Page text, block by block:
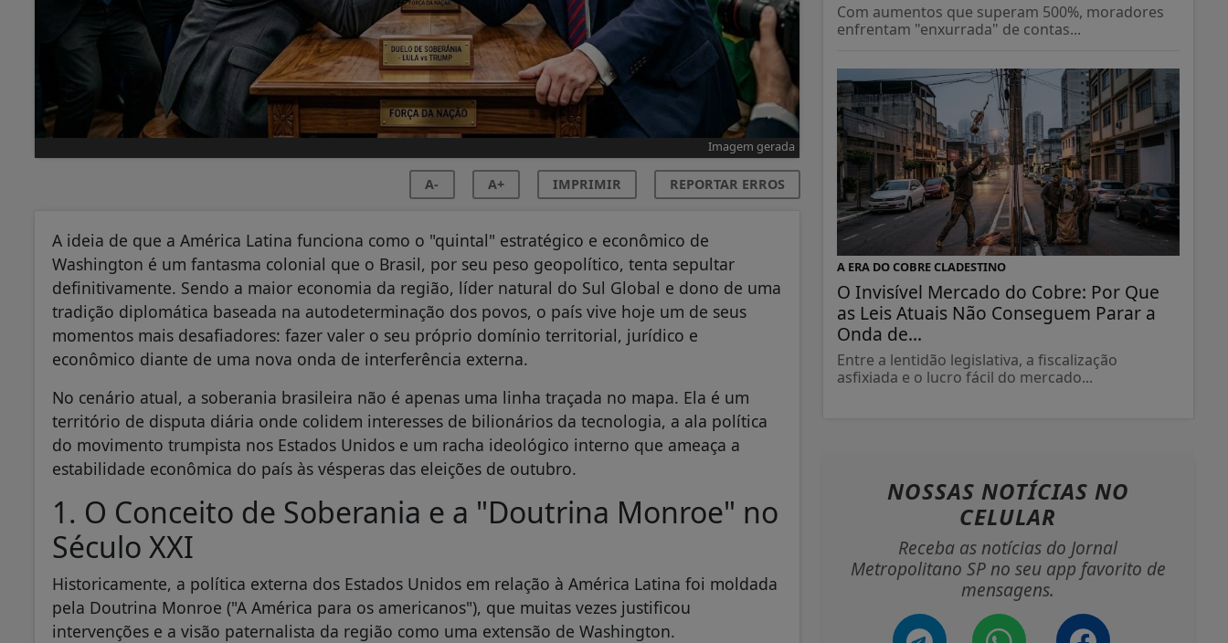
Imagem gerada
A- A+ IMPRIMIR REPORTAR ERROS
A ideia de que a América Latina funciona como o "quintal" estratégico e econômico de
Washington é um fantasma colonial que o Brasil, por seu peso geopolítico, tenta sepultar
definitivamente. Sendo a maior economia da região, líder natural do Sul Global e dono de uma
tradição diplomática baseada na autodeterminação dos povos, o país vive hoje um de seus
momentos mais desafiadores: fazer valer o seu próprio domínio territorial, jurídico e
econômico diante de uma nova onda de interferência externa.
No cenário atual, a soberania brasileira não é apenas uma linha traçada no mapa. Ela é um
território de disputa diária onde colidem interesses de bilionários da tecnologia, a ala política
do movimento trumpista nos Estados Unidos e um racha ideológico interno que ameaça a
estabilidade econômica do país às vésperas das eleições de outubro.
1. O Conceito de Soberania e a "Doutrina Monroe" no
Século XXI
Historicamente, a política externa dos Estados Unidos em relação à América Latina foi moldada
pela Doutrina Monroe ("A América para os americanos"), que muitas vezes justificou
intervenções e a visão paternalista da região como uma extensão de Washington.
Com aumentos que superam 500%, moradores
enfrentam "enxurrada" de contas...
A ERA DO COBRE CLADESTINO
O Invisível Mercado do Cobre: Por Que
as Leis Atuais Não Conseguem Parar a
Onda de...
Entre a lentidão legislativa, a fiscalização
asfixiada e o lucro fácil do mercado...
NOSSAS NOTÍCIAS NO
CELULAR
Receba as notícias do Jornal
Metropolitano SP no seu app favorito de
mensagens.